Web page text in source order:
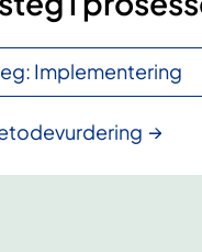
Implementering